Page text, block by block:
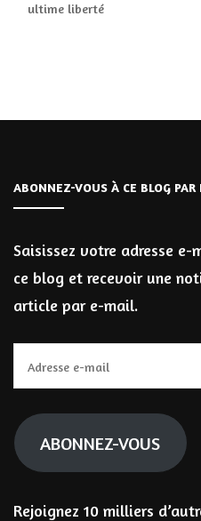
ultime liberté
ABONNEZ-VOUS À CE BLOG
Saisissez votre adresse
ce blog et recevoir une
article par e-mail.
e-
mail
ABONNEZ-VOUS
Rejoignez 10 milliers